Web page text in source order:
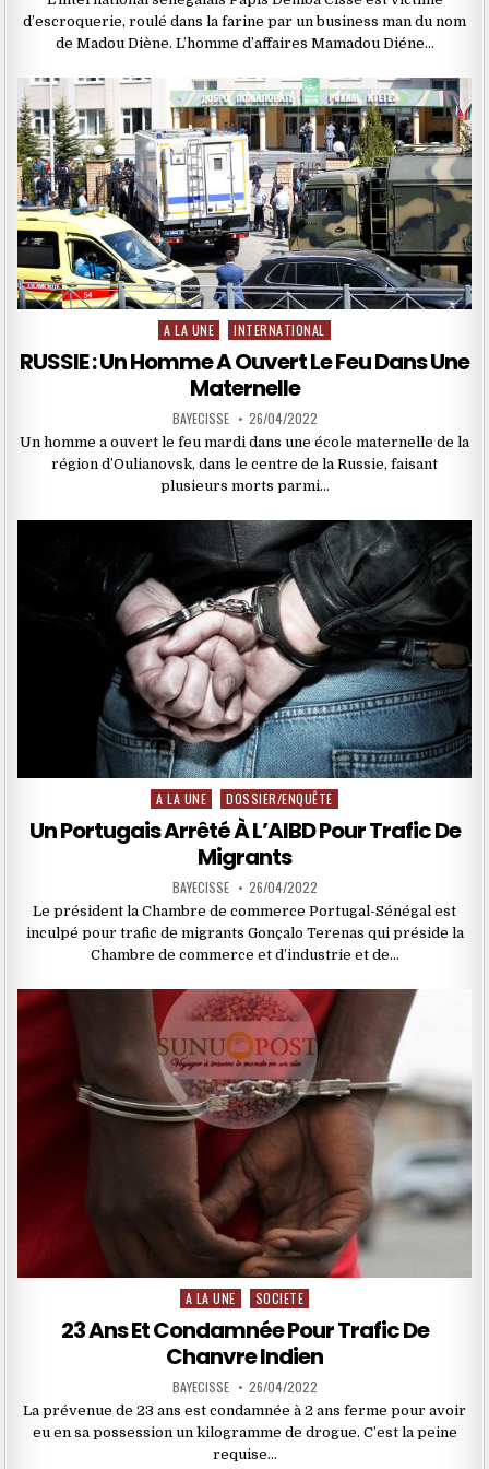
d’escroquerie, roulé dans la farine par un business man du nom
de Madou Diène. L’homme d’affaires Mamadou Diéne…
Posted
A LA UNE INTERNATIONAL
RUSSIE : Un Homme A Ouvert Le Feu Dans Une
Maternelle
BAYECISSE 26/04/2022
Un homme a ouvert le feu mardi dans une école maternelle de la
région d’Oulianovsk, dans le centre de la Russie, faisant
plusieurs morts parmi…
Posted
A LA UNE DOSSIER/ENQUÊTE
Un Portugais Arrêté À L’AIBD Pour Trafic De
Migrants
BAYECISSE 26/04/2022
Le président la Chambre de commerce Portugal-Sénégal est
inculpé pour trafic de migrants Gonçalo Terenas qui préside la
Chambre de commerce et d’industrie et de…
Posted
A LA UNE SOCIETE
23 Ans Et Condamnée Pour Trafic De
Chanvre Indien
BAYECISSE 26/04/2022
La prévenue de 23 ans est condamnée à 2 ans ferme pour avoir
eu en sa possession un kilogramme de drogue. C’est la peine
requise…